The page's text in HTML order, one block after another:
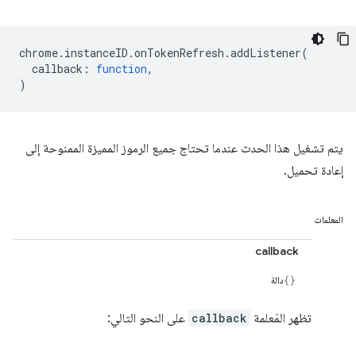
chrome. instanceID .onTokenRefresh .addListener(
callback : function,
)
يتم تشغيل هذا الحدث عندما تحتاج جميع الرموز المميزة الممنوحة إلى
إعادة تحميل.
المعلمات
callback
دالة
تظهر المَعلمة callback على النحو التالي: